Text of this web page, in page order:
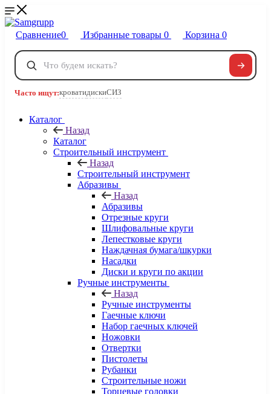
Сравнение0 Избранные товары 0 Корзина 0
Телефоны
8 800 222-40-09
Часто ищут:кроватидискиСИЗ
Каталог
Назад
Каталог
Строительный инструмент
Назад
Строительный инструмент
Абразивы
Назад
Абразивы
Отрезные круги
Шлифовальные круги
Лепестковые круги
Наждачная бумага/шкурки
Насадки
Диски и круги по акции
Ручные инструменты
Назад
Ручные инструменты
Гаечные ключи
Набор гаечных ключей
Ножовки
Отвертки
Пистолеты
Рубанки
Строительные ножи
Торцевые головки